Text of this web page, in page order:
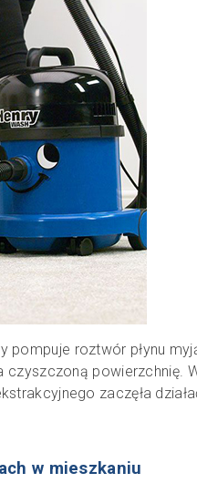
pompuje roztwór płynu
czyszczoną
zaczęła
w mieszkaniu